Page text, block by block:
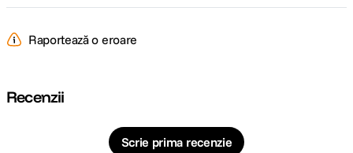
Raportează o eroare
Recenzii
Scrie prima recenzie